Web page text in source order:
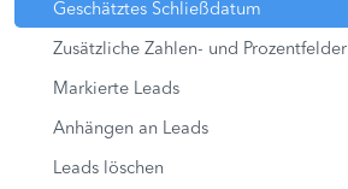
Geschätztes Schließdatum
Zusätzliche Zahlen- und Prozentfelder
Markierte Leads
Anhängen an Leads
Leads löschen